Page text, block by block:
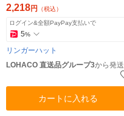
（直送品）
2,218円 （税込）
ログイン&全額PayPay支払いで
5%
リンガーハット
LOHACO 直送品グループ3から発送
カートに入れる